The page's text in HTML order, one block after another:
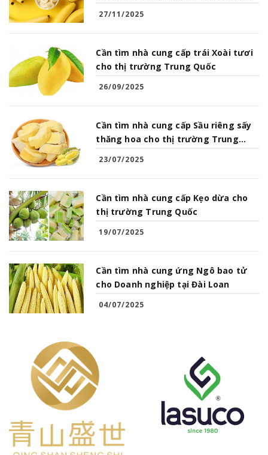
27/11/2025
Cần tìm nhà cung cấp trái Xoài tươi
cho thị trường Trung Quốc
26/09/2025
Cần tìm nhà cung cấp Sầu riêng sấy
thăng hoa cho thị trường Trung
23/07/2025
Cần tìm nhà cung cấp Kẹo dừa cho
thị trường Trung Quốc
19/07/2025
Cần tìm nhà cung ứng Ngô bao tử
cho Doanh nghiệp tại Đài Loan
04/07/2025